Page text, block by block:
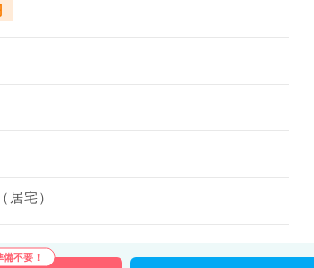
宅）